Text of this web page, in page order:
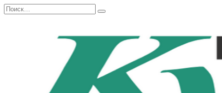
Перейти
к
Search
for: